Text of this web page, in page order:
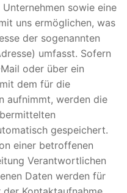
sowie eine
uns ermöglichen, was
der sogenannten
umfasst. Sofern
oder über ein
dem für die
aufnimmt, werden die
gespeichert.
einer betroffenen
Verantwortlichen
Daten werden für